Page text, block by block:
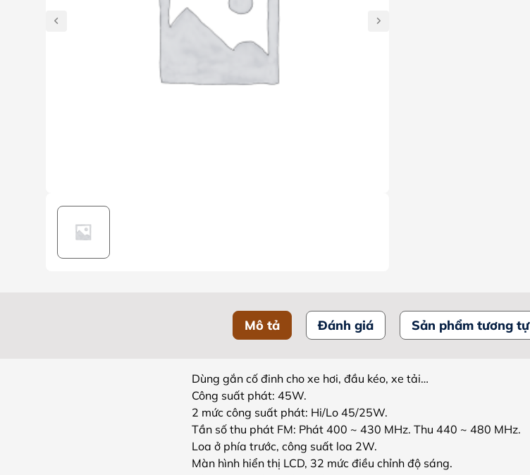
Mô tả Đánh giá Sản phẩm tương tự
Dùng gắn cố đinh cho xe hơi, đầu kéo, xe tải…
Công suất phát: 45W.
2 mức công suất phát: Hi/Lo 45/25W.
Tần số thu phát FM: Phát 400 ~ 430 MHz. Thu 440 ~ 480 MHz.
Loa ở phía trước, công suất loa 2W.
Màn hình hiển thị LCD, 32 mức điều chỉnh độ sáng.